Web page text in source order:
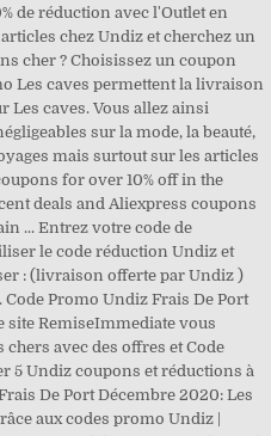
de réduction avec l'Outlet en
chez Undiz et cherchez un
cher ? Choisissez un coupon
Les caves permettent la livraison
Les caves. Vous allez ainsi
sur la mode, la beauté,
mais surtout sur les articles
for over 10% off in the
deals and Aliexpress coupons
... Entrez votre code de
le code réduction Undiz et
: (livraison offerte par Undiz )
Code Promo Undiz Frais De Port
site RemiseImmediate vous
avec des offres et Code
5 Undiz coupons et réductions à
De Port Décembre 2020: Les
aux codes promo Undiz |